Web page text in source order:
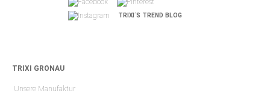
TRIXI´S TREND BLOG
TRIXI GRONAU
Unsere Manufaktur